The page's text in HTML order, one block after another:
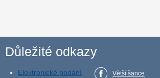
Důležité odkazy
Elektronické podání
Větší šance